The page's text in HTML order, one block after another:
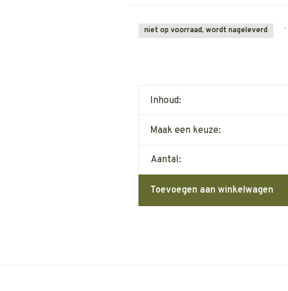
niet op voorraad, wordt nageleverd •
Inhoud:
Maak een keuze:
Aantal:
Toevoegen aan winkelwagen